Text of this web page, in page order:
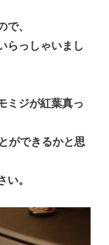
で、
らっしゃいまし
ミジが紅葉真っ
ができるかと思
い。